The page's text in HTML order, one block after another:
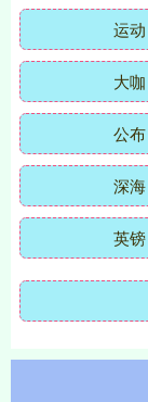
运动
大咖
公布
深海
英镑